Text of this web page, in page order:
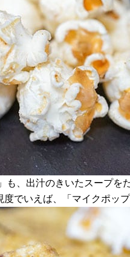
も、出汁のきいたスープ
でいえば、「マイクポッ